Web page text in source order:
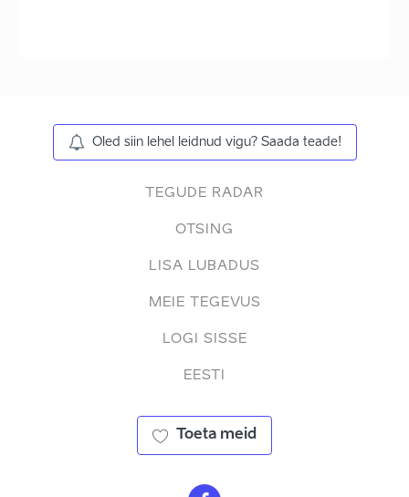
Oled siin lehel leidnud vigu? Saada teade!
TEGUDE RADAR
OTSING
LISA LUBADUS
MEIE TEGEVUS
LOGI SISSE
EESTI
Toeta meid